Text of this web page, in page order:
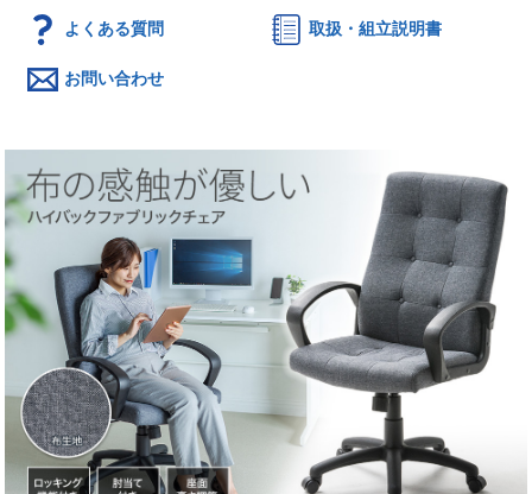
よくある質問 取扱・組立説明書
お問い合わせ